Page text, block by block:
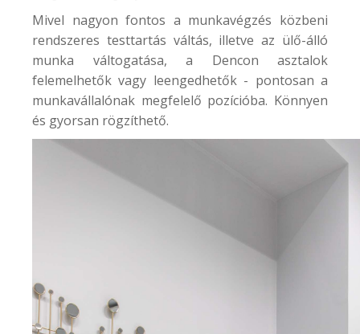
Mivel nagyon fontos a munkavégzés közbeni
rendszeres testtartás váltás, illetve az ülő-álló
munka váltogatása, a Dencon asztalok
felemelhetők vagy leengedhetők - pontosan a
munkavállalónak megfelelő pozícióba. Könnyen
és gyorsan rögzíthető.